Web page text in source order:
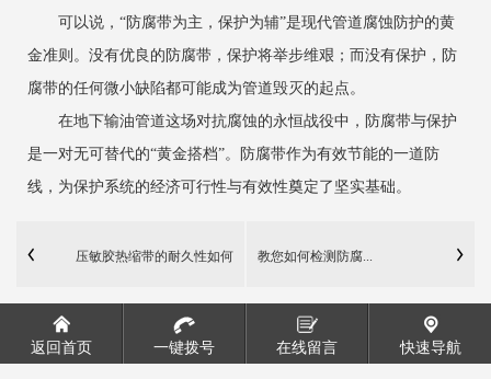
可以说，“防腐带为主，保护为辅”是现代管道腐蚀防护的黄
金准则。没有优良的防腐带，保护将举步维艰；而没有保护，防
腐带的任何微小缺陷都可能成为管道毁灭的起点。
在地下输油管道这场对抗腐蚀的永恒战役中，防腐带与保护
是一对无可替代的“黄金搭档”。防腐带作为有效节能的一道防
线，为保护系统的经济可行性与有效性奠定了坚实基础。
压敏胶热缩带的耐久性如何 教您如何检测防腐...
返回首页 一键拨号 在线留言 快速导航